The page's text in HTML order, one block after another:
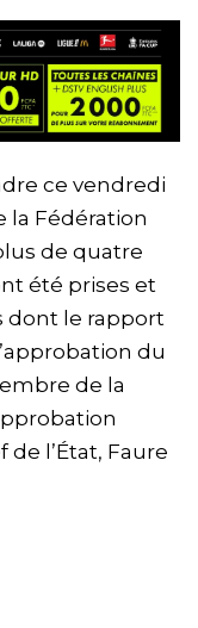
ce vendredi
la Fédération
de quatre
été prises et
dont le rapport
du
de la
l’État, Faure